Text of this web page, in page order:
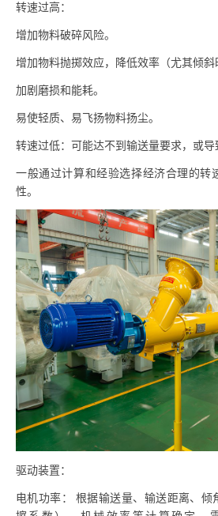
转速过高：
增加物料破碎风险。
增加物料抛掷效应，降低效率（尤其倾斜
加剧磨损和能耗。
易使轻质、易飞扬物料扬尘。
转速过低：可能达不到输送量要求，或导
一般通过计算和经验选择经济合理的转
性。
驱动装置：
电机功率：
根据输送量、输送距离、倾